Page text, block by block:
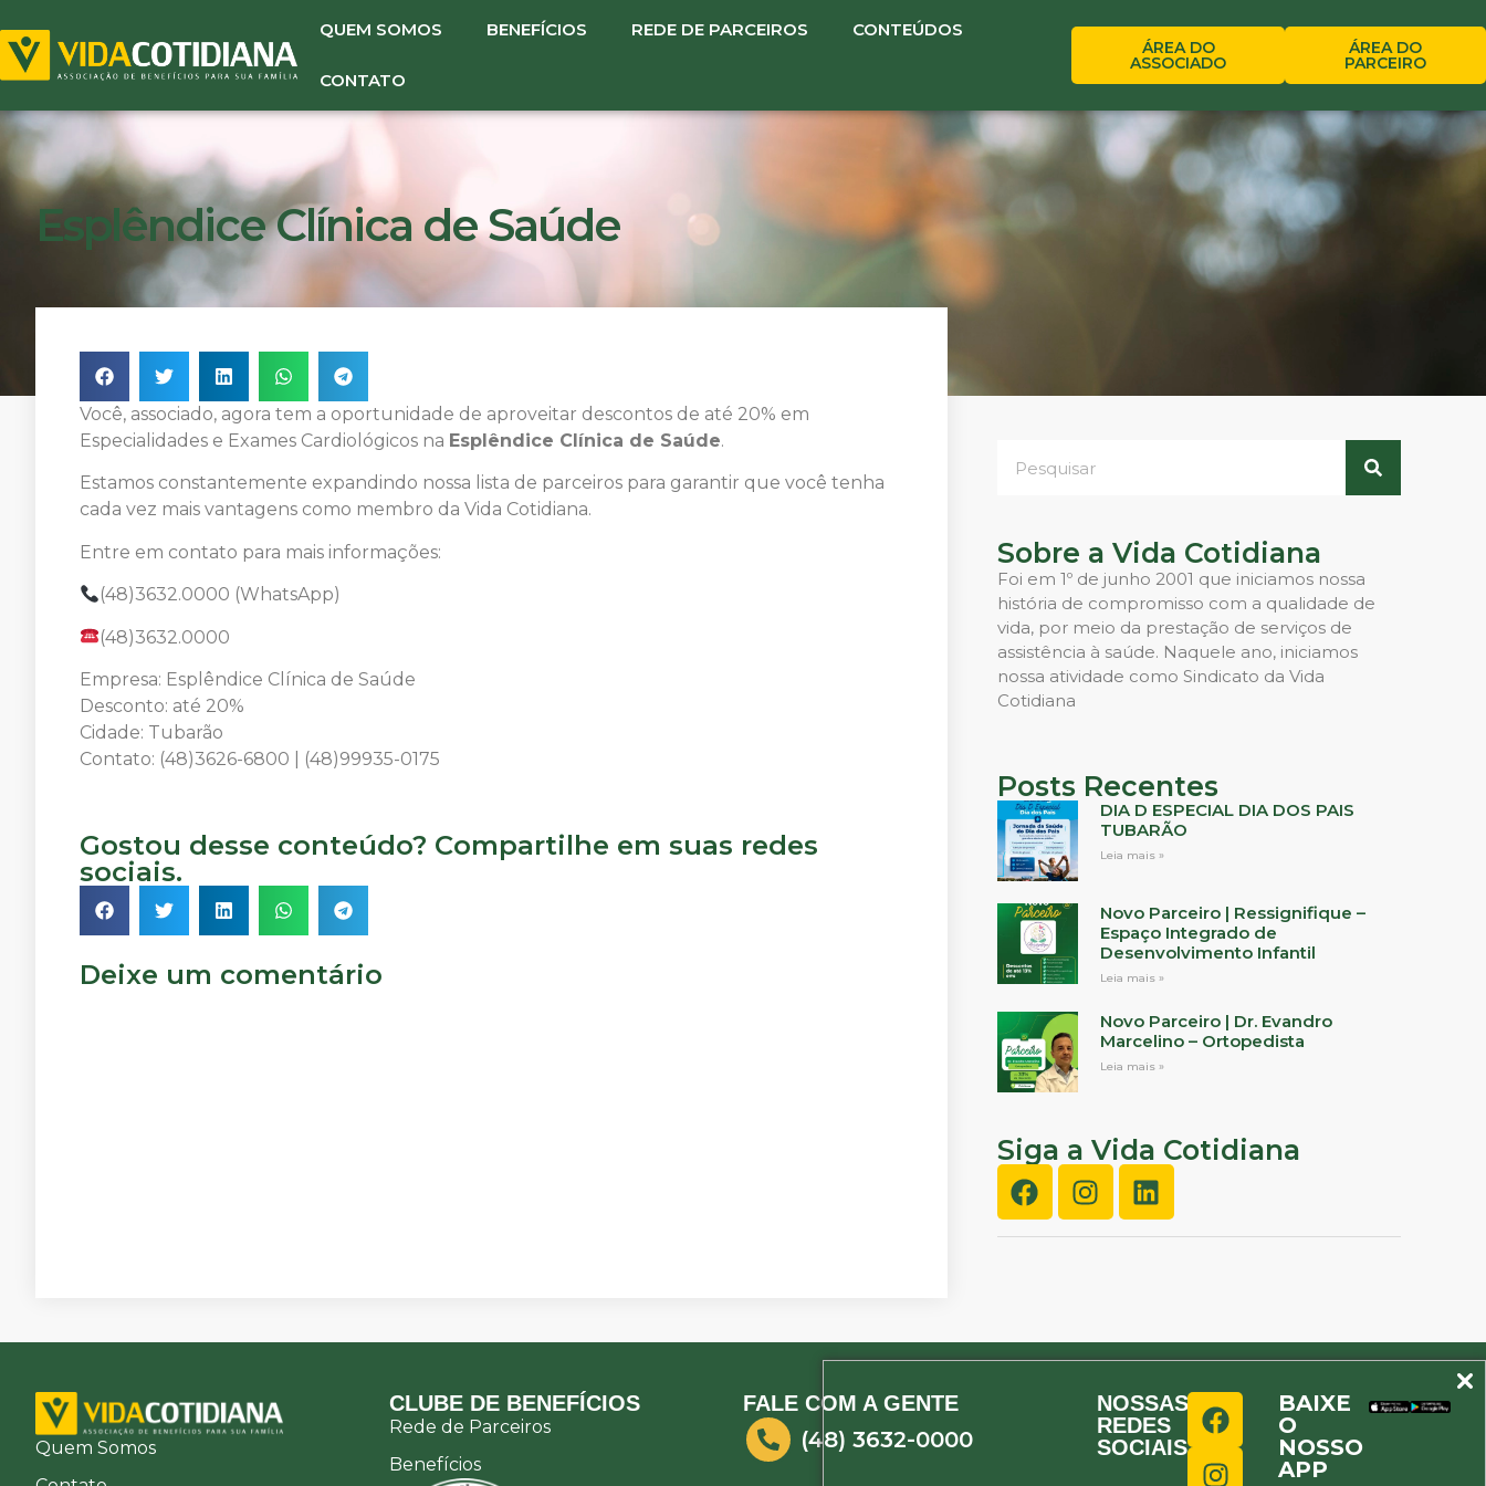
QUEM SOMOS BENEFÍCIOS REDE DE PARCEIROS CONTEÚDOS
CONTATO
ÁREA DO
ASSOCIADO
ÁREA DO
PARCEIRO
Esplêndice Clínica de Saúde
Você, associado, agora tem a oportunidade de aproveitar descontos de até 20% em
Especialidades e Exames Cardiológicos na Esplêndice Clínica de Saúde.
Estamos constantemente expandindo nossa lista de parceiros para garantir que você tenha
cada vez mais vantagens como membro da Vida Cotidiana.
Entre em contato para mais informações:
(48)3632.0000 (WhatsApp)
(48)3632.0000
Empresa: Esplêndice Clínica de Saúde
Desconto: até 20%
Cidade: Tubarão
Contato: (48)3626-6800 | (48)99935-0175
Gostou desse conteúdo? Compartilhe em suas redes
sociais.
Deixe um comentário
Sobre a Vida Cotidiana
Foi em 1º de junho 2001 que iniciamos nossa
história de compromisso com a qualidade de
vida, por meio da prestação de serviços de
assistência à saúde. Naquele ano, iniciamos
nossa atividade como Sindicato da Vida
Cotidiana
Posts Recentes
DIA D ESPECIAL DIA DOS PAIS
TUBARÃO
Leia mais »
Novo Parceiro | Ressignifique –
Espaço Integrado de
Desenvolvimento Infantil
Leia mais »
Novo Parceiro | Dr. Evandro
Marcelino – Ortopedista
Leia mais »
Siga a Vida Cotidiana
Quem Somos
CLUBE DE BENEFÍCIOS
Rede de Parceiros
Benefícios
FALE COM A GENTE
(48) 3632-0000
NOSSAS
REDES
SOCIAIS
BAIXE
O
NOSSO
APP